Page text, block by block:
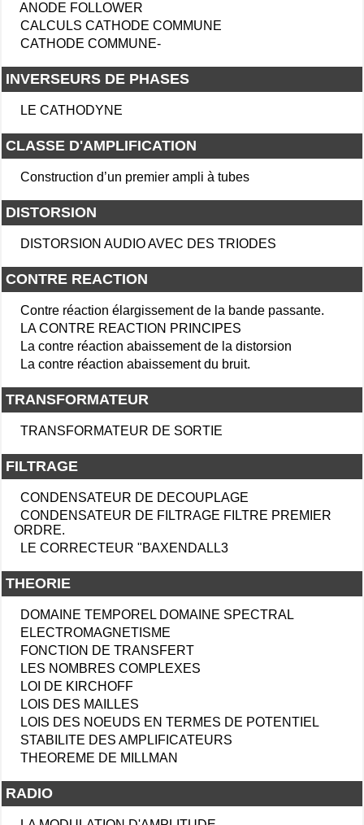
ANODE FOLLOWER
CALCULS CATHODE COMMUNE
CATHODE COMMUNE-
INVERSEURS DE PHASES
LE CATHODYNE
CLASSE D'AMPLIFICATION
Construction d’un premier ampli à tubes
DISTORSION
DISTORSION AUDIO AVEC DES TRIODES
CONTRE REACTION
Contre réaction élargissement de la bande passante.
LA CONTRE REACTION PRINCIPES
La contre réaction abaissement de la distorsion
La contre réaction abaissement du bruit.
TRANSFORMATEUR
TRANSFORMATEUR DE SORTIE
FILTRAGE
CONDENSATEUR DE DECOUPLAGE
CONDENSATEUR DE FILTRAGE FILTRE PREMIER
ORDRE.
LE CORRECTEUR "BAXENDALL3
THEORIE
DOMAINE TEMPOREL DOMAINE SPECTRAL
ELECTROMAGNETISME
FONCTION DE TRANSFERT
LES NOMBRES COMPLEXES
LOI DE KIRCHOFF
LOIS DES MAILLES
LOIS DES NOEUDS EN TERMES DE POTENTIEL
STABILITE DES AMPLIFICATEURS
THEOREME DE MILLMAN
RADIO